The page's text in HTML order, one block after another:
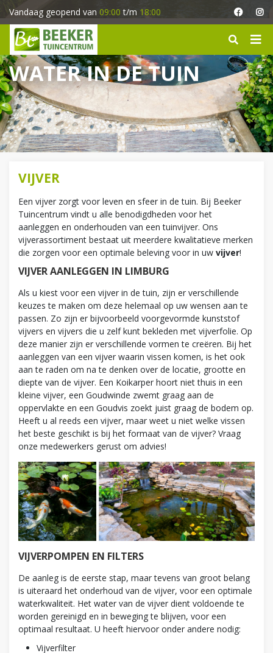
a
a
r
c
o
n
t
e
n
WATER IN DE TUIN
Vandaag geopend van 09:00 t/m 18:00
VIJVER
Een vijver zorgt voor leven en sfeer in de tuin. Bij Beeker
Tuincentrum vindt u alle benodigdheden voor het
aanleggen en onderhouden van een tuinvijver. Ons
vijverassortiment bestaat uit meerdere kwalitatieve merken
die zorgen voor een optimale beleving voor in uw vijver!
VIJVER AANLEGGEN IN LIMBURG
Als u kiest voor een vijver in de tuin, zijn er verschillende
keuzes te maken om deze helemaal op uw wensen aan te
passen. Zo zijn er bijvoorbeeld voorgevormde kunststof
vijvers en vijvers die u zelf kunt bekleden met vijverfolie. Op
deze manier zijn er verschillende vormen te creëren. Bij het
aanleggen van een vijver waarin vissen komen, is het ook
aan te raden om na te denken over de locatie, grootte en
diepte van de vijver. Een Koikarper hoort niet thuis in een
kleine vijver, een Goudwinde zwemt graag aan de
oppervlakte en een Goudvis zoekt juist graag de bodem op.
Heeft u al reeds een vijver, maar weet u niet welke vissen
het beste geschikt is bij het formaat van de vijver? Vraag
onze medewerkers gerust om advies!
VIJVERPOMPEN EN FILTERS
De aanleg is de eerste stap, maar tevens van groot belang
is uiteraard het onderhoud van de vijver, voor een optimale
waterkwaliteit. Het water van de vijver dient voldoende te
worden gereinigd en in beweging te blijven, voor een
optimaal resultaat. U heeft hiervoor onder andere nodig:
Vijverfilter